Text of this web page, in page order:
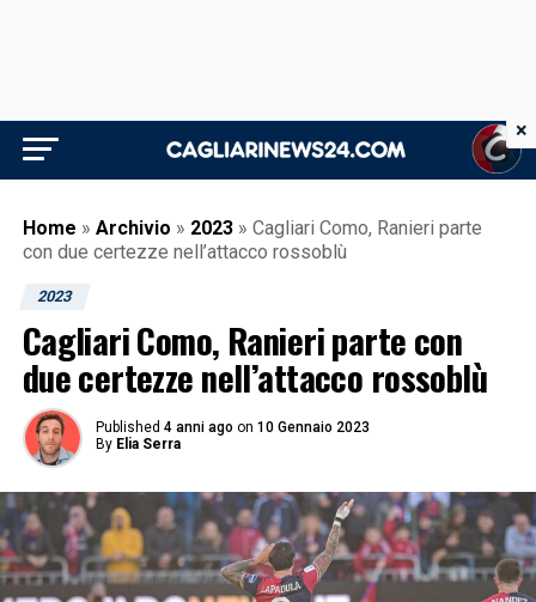
Home » Archivio » 2023 » Cagliari Como, Ranieri parte
con due certezze nell’attacco rossoblù
2023
Cagliari Como, Ranieri parte con
due certezze nell’attacco rossoblù
Published 4 anni ago on 10 Gennaio 2023
By Elia Serra
×